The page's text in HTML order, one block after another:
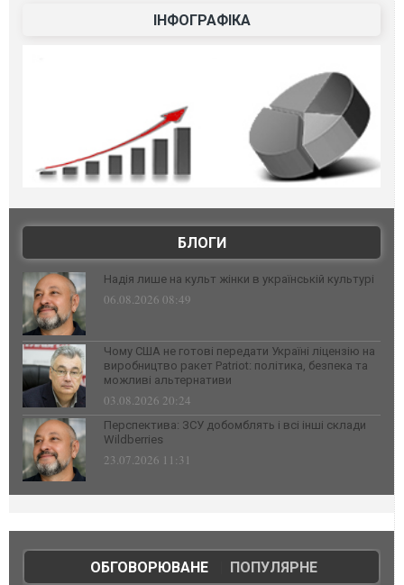
ІНФОГРАФІКА
БЛОГИ
Надія лише на культ жінки в українській культурі
06.08.2026 08:49
Чому США не готові передати Україні ліцензію на
виробництво ракет Patriot: політика, безпека та
можливі альтернативи
03.08.2026 20:24
Перспектива: ЗСУ добомблять і всі інші склади
Wildberries
23.07.2026 11:31
ОБГОВОРЮВАНЕ| ПОПУЛЯРНЕ